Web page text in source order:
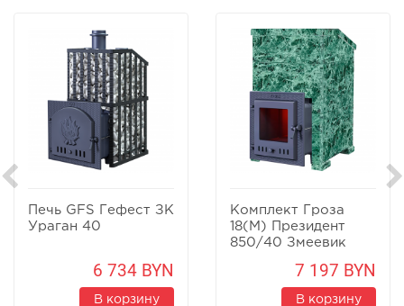
Печь GFS Гефест ЗК
Ураган 40
6 734 BYN
В корзину
Комплект Гроза
18(М) Президент
850/40 Змеевик
7 197 BYN
В корзину